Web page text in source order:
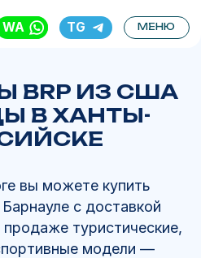
МЕНЮ
TG
BRP ИЗ США
В ХАНТЫ-
вы можете купить
с доставкой
туристические,
модели —